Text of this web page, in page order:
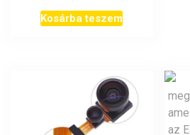
Kosárba teszem